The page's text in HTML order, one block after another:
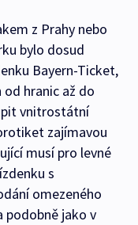
z Prahy nebo
bylo dosud
Bayern-Ticket,
hranic až do
vnitrostátní
zajímavou
musí pro levné
s
omezeného
podobně jako v